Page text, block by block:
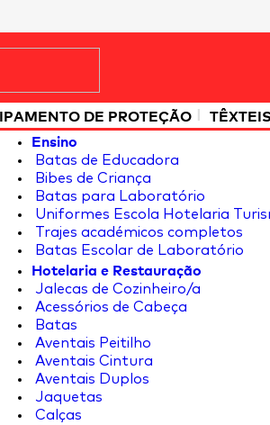
DE PROTEÇÃO |
Ensino
Batas de Educadora
Bibes de Criança
Batas para Laboratório
Uniformes Escola Hotelaria
Trajes académicos completos
Batas Escolar de Laboratório
Hotelaria e Restauração
Jalecas de Cozinheiro/a
Acessórios de Cabeça
Batas
Aventais Peitilho
Aventais Cintura
Aventais Duplos
Jaquetas
Calças